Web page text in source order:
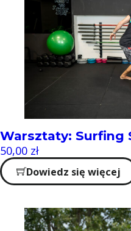
Warsztaty: Surfing
50,00 zł
Dowiedz się więcej